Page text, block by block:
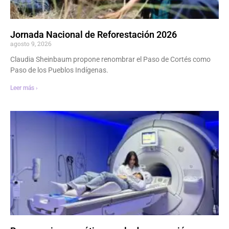
Jornada Nacional de Reforestación 2026
agosto 9, 2026
Claudia Sheinbaum propone renombrar el Paso de Cortés como
Paso de los Pueblos Indígenas.
Leer más ›